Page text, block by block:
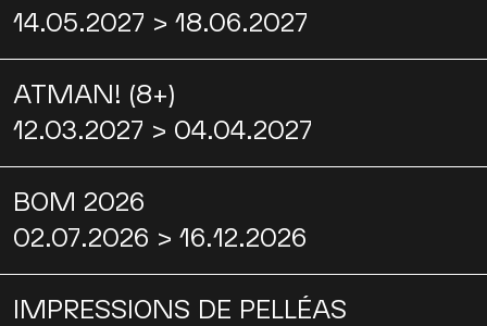
14.05.2027 > 18.06.2027
ATMAN! (8+)
12.03.2027 > 04.04.2027
BOM 2026
02.07.2026 > 16.12.2026
IMPRESSIONS DE PELLÉAS